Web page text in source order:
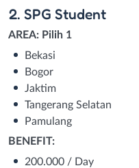
2. SPG Student
AREA: Pilih 1
Bekasi
Bogor
Jaktim
Tangerang Selatan
Pamulang
BENEFIT:
200.000 / Day